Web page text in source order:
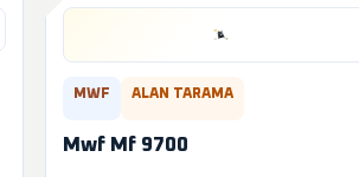
MWF ALAN TARAMA
Mwf Mf 9700